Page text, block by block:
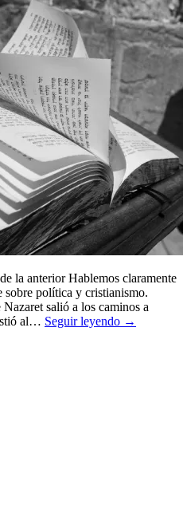
la anterior Hablemos claramente
sobre política y cristianismo.
salió a los caminos a
al… Seguir leyendo →